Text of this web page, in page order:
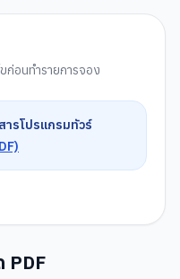
ก่อนทำรายการจอง
ารโปรแกรมทัวร์
PDF